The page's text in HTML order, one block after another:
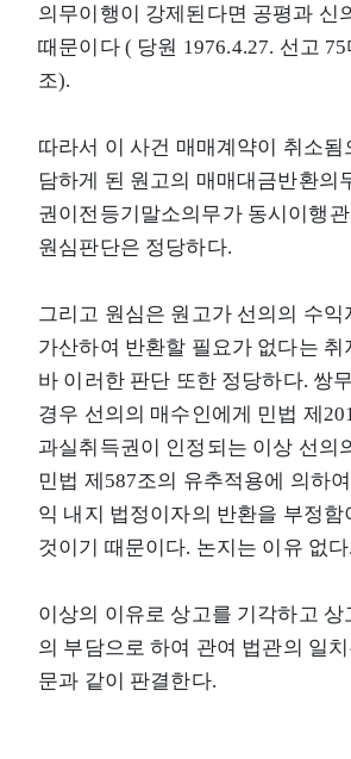
의무이행이 강제된다면 공평과 신
때문이다 ( 당원 1976.4.27. 선고
조).
따라서 이 사건 매매계약이 취소됨
담하게 된 원고의 매매대금반환의
권이전등기말소의무가 동시이행
원심판단은 정당하다.
그리고 원심은 원고가 선의의 수
가산하여 반환할 필요가 없다는 취
바 이러한 판단 또한 정당하다. 쌍
경우 선의의 매수인에게 민법 제
과실취득권이 인정되는 이상 선의
민법 제587조의 유추적용에 의하
익 내지 법정이자의 반환을 부정함
것이기 때문이다. 논지는 이유 없다.
이상의 이유로 상고를 기각하고
의 부담으로 하여 관여 법관의 일
문과 같이 판결한다.